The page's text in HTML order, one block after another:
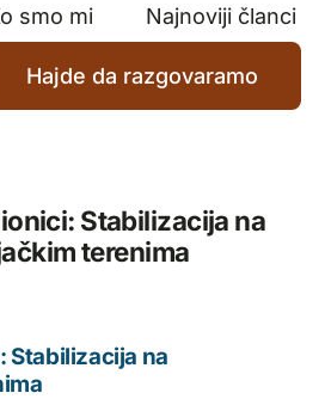
smo mi Najnoviji članci
Hajde da razgovaramo
Stabilizacija na
terenima
Stabilizacija na